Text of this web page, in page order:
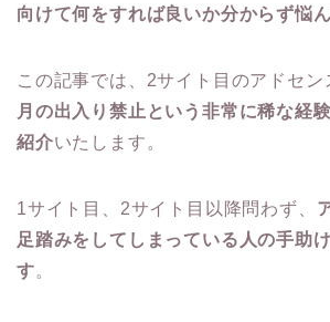
向けて何をすれば良いか分からず悩
この記事では、2サイト目のアドセン
月の出入り禁止という非常に稀な経
紹介いたします。
1サイト目、2サイト目以降問わず、
足踏みをしてしまっている人の手助
す。